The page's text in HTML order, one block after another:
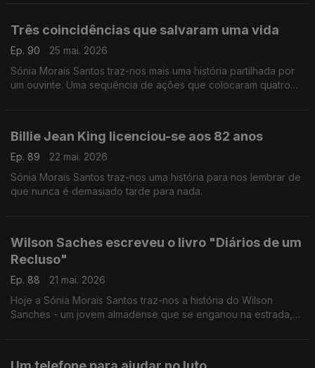
Três coincidências que salvaram uma vida
Ep. 90
25 mai. 2026
Sónia Morais Santos traz-nos mais uma história partilhada por
um ouvinte. Uma sequência de ações que colocaram quatro
Billie Jean King licenciou-se aos 82 anos
Ep. 89
22 mai. 2026
Sónia Morais Santos traz-nos uma história para nos lembrar de
que nunca é demasiado tarde para nada.
Wilson Saches escreveu o livro "Diários de um
Recluso"
Ep. 88
21 mai. 2026
Hoje a Sónia Morais Santos traz-nos a história do Wilson
Sanches - um jovem almadense que se enganou na estrada,